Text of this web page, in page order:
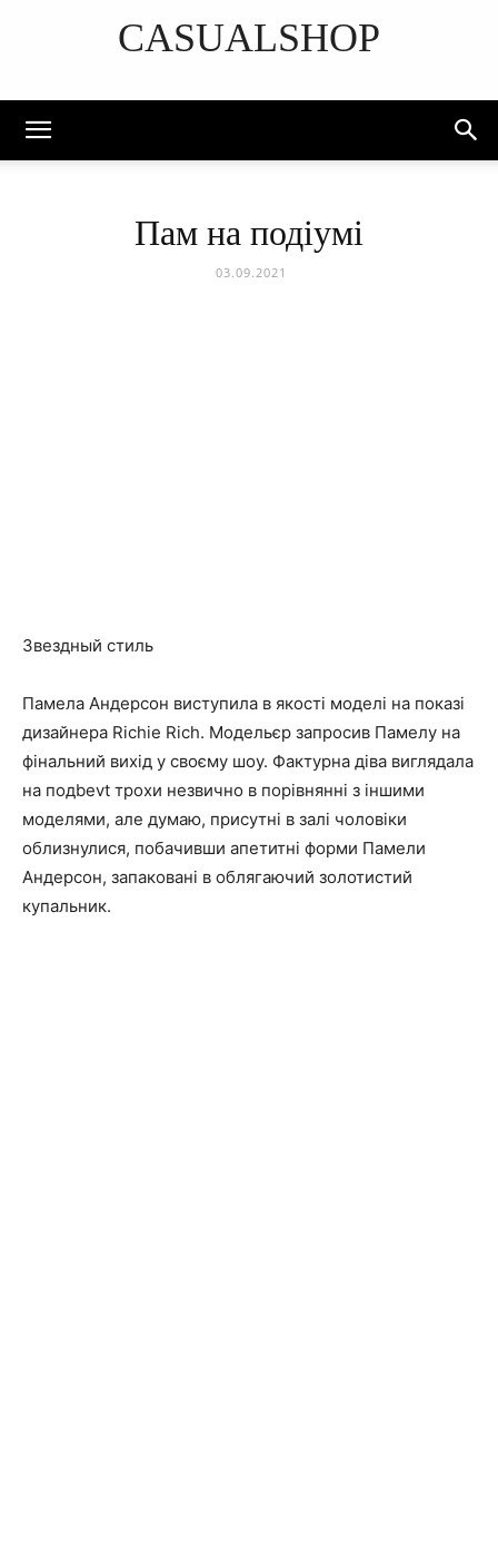
CASUALSHOP
Пам на подіумі
03.09.2021
Звездный стиль
Памела Андерсон виступила в якості моделі на показі
дизайнера Richie Rich. Модельєр запросив Памелу на
фінальний вихід у своєму шоу. Фактурна діва виглядала
на подbevt трохи незвично в порівнянні з іншими
моделями, але думаю, присутні в залі чоловіки
облизнулися, побачивши апетитні форми Памели
Андерсон, запаковані в облягаючий золотистий
купальник.